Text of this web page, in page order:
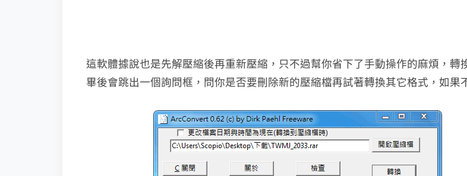
這軟體據說也是先解壓縮後再重新壓縮，只不過幫你省下了手動操作的麻煩，轉
畢後會跳出一個詢問框，問你是否要刪除新的壓縮檔再試著轉換其它格式，如果